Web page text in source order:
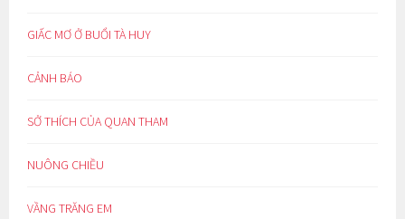
GIẤC MƠ Ở BUỔI TÀ HUY
CẢNH BÁO
SỞ THÍCH CỦA QUAN THAM
NUÔNG CHIỀU
VẦNG TRĂNG EM